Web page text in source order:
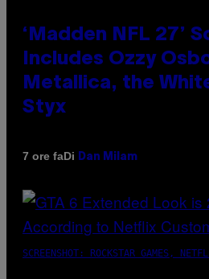
‘Madden NFL 27’
Includes Ozzy
Metallica, the
Styx
7 ore faDi Dan Milam
SCREENSHOT: ROCKSTAR GAMES,